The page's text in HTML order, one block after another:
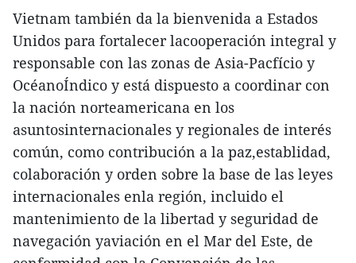
Vietnam también da la bienvenida a Estados
Unidos para fortalecer lacooperación integral y
responsable con las zonas de Asia-Pacfício y
OcéanoÍndico y está dispuesto a coordinar con
la nación norteamericana en los
asuntosinternacionales y regionales de interés
común, como contribución a la paz,establidad,
colaboración y orden sobre la base de las leyes
internacionales enla región, incluido el
mantenimiento de la libertad y seguridad de
navegación yaviación en el Mar del Este, de